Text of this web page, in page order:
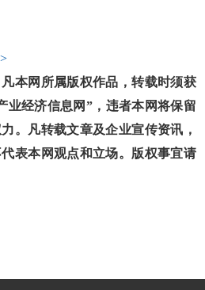
网所属版权作品，转载时须获
业经济信息网”，违者本网将保留
。凡转载文章及企业宣传资讯，
表本网观点和立场。版权事宜请